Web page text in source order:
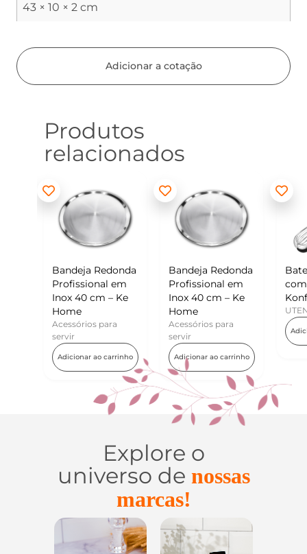
43 × 10 × 2 cm
Adicionar a cotação
Produtos
relacionados
Redonda
em
40 cm – Ke
ao carrinho
Bandeja Redonda
Profissional em
Inox 40 cm – Ke
Acessórios para
Adicionar ao carrinho
Batedor de Ovos
com Raspador –
Konfektt
Adicionar ao carrinho
Explore o
universo de nossas
marcas!
Utensílios do
Lar
Casa e
Organização